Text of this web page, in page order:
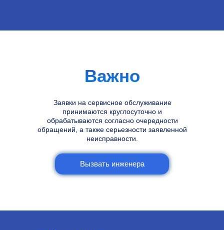
Вызвать инженера
Заявки на сервисное обслуживание
принимаются круглосуточно и
обрабатываются согласно очередности
обращений, а также серьезности заявленной
неисправности.
Важно